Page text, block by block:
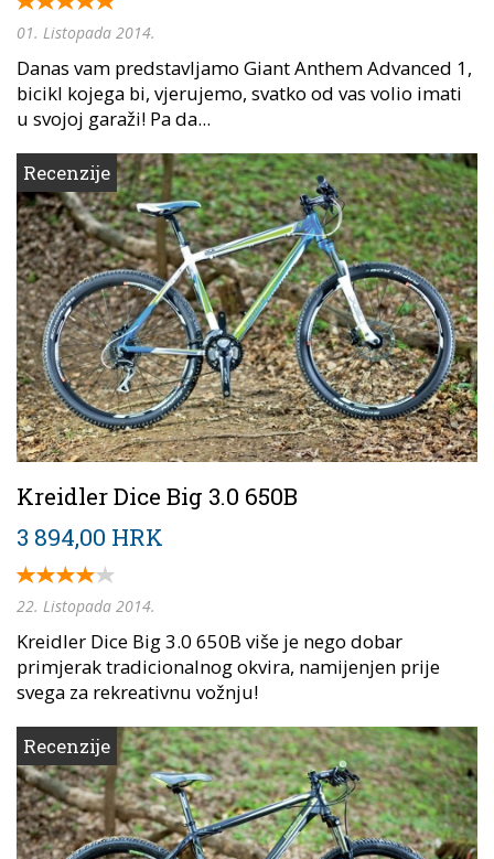
01. Listopada 2014.
Danas vam predstavljamo Giant Anthem Advanced 1,
bicikl kojega bi, vjerujemo, svatko od vas volio imati
u svojoj garaži! Pa da...
Recenzije
Kreidler Dice Big 3.0 650B
3 894,00 HRK
22. Listopada 2014.
Kreidler Dice Big 3.0 650B više je nego dobar
primjerak tradicionalnog okvira, namijenjen prije
svega za rekreativnu vožnju!
Recenzije